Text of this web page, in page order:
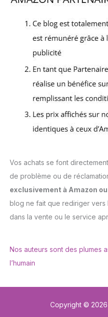
Vos achats se font
de problème ou de
exclusivement à Amazon
blog ne fait que rediriger vers
dans la vente ou le service
Nos auteurs sont des plumes
l’humain
Copyright ©